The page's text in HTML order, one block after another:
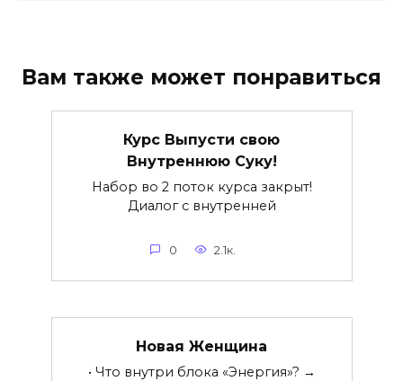
Вам также может понравиться
Курс Выпусти свою
Внутреннюю Суку!
Набор во 2 поток курса закрыт!
Диалог с внутренней
0 2.1к.
Новая Женщина
• Что внутри блока «Энергия»? →